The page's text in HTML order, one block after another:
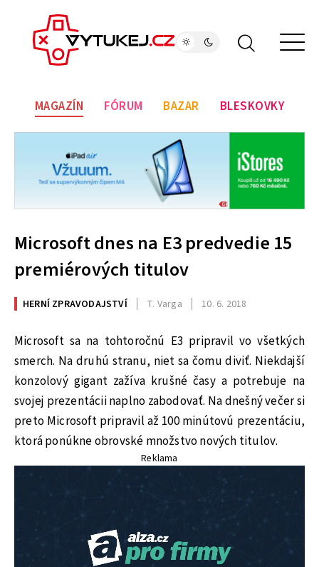
MAGAZÍN FÓRUM BAZAR BLESKOVKY
Microsoft dnes na E3 predvedie 15
premiérových titulov
HERNÍ ZPRAVODAJSTVÍ T. Varga 10. 6. 2018
Microsoft sa na tohtoročnú E3 pripravil vo všetkých
smerch. Na druhú stranu, niet sa čomu diviť. Niekdajší
konzolový gigant zažíva krušné časy a potrebuje na
svojej prezentácii naplno zabodovať. Na dnešný večer si
preto Microsoft pripravil až 100 minútovú prezentáciu,
ktorá ponúkne obrovské množstvo nových titulov.
Reklama